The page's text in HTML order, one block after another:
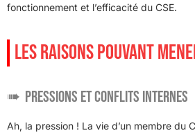
fonctionnement et l’efficacité du CSE.
LES RAISONS POUVANT
Pressions et conflits internes
Ah, la pression ! La vie d’un membre du